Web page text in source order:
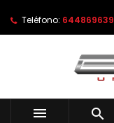
Teléfono: 644869639
 